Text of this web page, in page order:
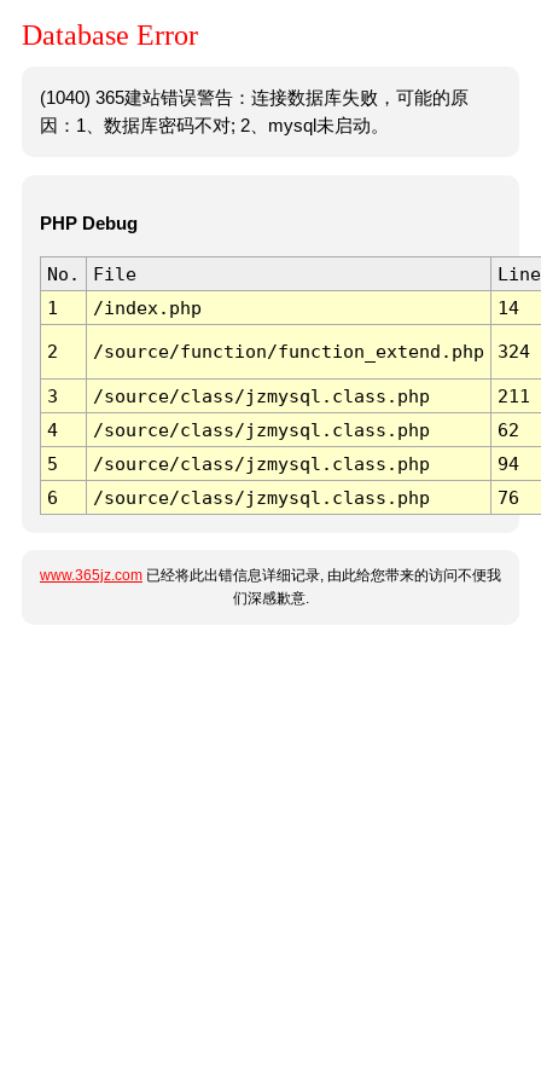
Database Error
(1040) 365建站错误警告：连接数据库失败，可能的原
因：1、数据库密码不对; 2、mysql未启动。
PHP Debug
No. File
Line
1
/index.php 14
2 /source/function/function_extend.php 324
3 /source/class/jzmysql.class.php
211
4
/source/class/jzmysql.class.php
62
5
/source/class/jzmysql.class.php
94
6
/source/class/jzmysql.class.php 76
www.365jz.com 已经将此出错信息详细记录, 由此给您带来的访问不便我
们深感歉意.